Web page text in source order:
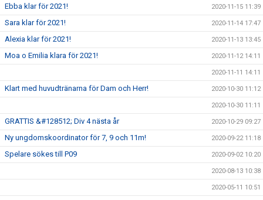
Ebba klar för 2021! 2020-11-15 11:39
Sara klar för 2021! 2020-11-14 17:47
Alexia klar för 2021! 2020-11-13 13:45
Moa o Emilia klara för 2021! 2020-11-12 14:11
2020-11-11 14:11
Klart med huvudtränarna för Dam och Herr! 2020-10-30 11:12
2020-10-30 11:11
GRATTIS &#128512; Div 4 nästa år 2020-10-29 09:27
Ny ungdomskoordinator för 7, 9 och 11m! 2020-09-22 11:18
Spelare sökes till P09 2020-09-02 10:20
2020-08-13 10:38
2020-05-11 10:51